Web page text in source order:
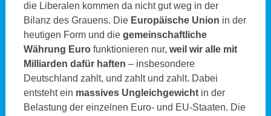
die Liberalen kommen da nicht gut weg in der
Bilanz des Grauens. Die Europäische Union in der
heutigen Form und die gemeinschaftliche
Währung Eurofunktionieren nur, weil wir alle mit
Milliarden dafür haften – insbesondere
Deutschland zahlt, und zahlt und zahlt. Dabei
entsteht ein massives Ungleichgewichtin der
Belastung der einzelnen Euro- und EU-Staaten. Die